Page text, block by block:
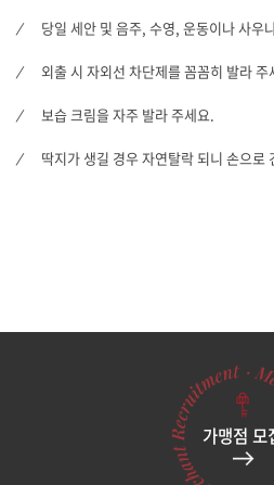
당일 세안 및 음주, 수영, 운동이나 사우
외출 시 자외선 차단제를 꼼꼼히 발라 주
보습 크림을 자주 발라 주세요.
딱지가 생길 경우 자연탈락 되니 손으로
가맹점 모